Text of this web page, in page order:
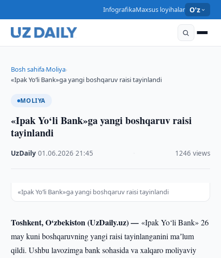
InfografikaMaxsus loyihalar O'z
Bosh sahifa›Moliya›
«Ipak Yo‘li Bank»ga yangi boshqaruv raisi tayinlandi
MOLIYA
«Ipak Yo‘li Bank»ga yangi boshqaruv raisi
tayinlandi
UzDaily ·01.06.2026 ·21:45 1246 views
«Ipak Yo‘li Bank»ga yangi boshqaruv raisi tayinlandi
Toshkent, O‘zbekiston (UzDaily.uz) — «Ipak Yo‘li Bank» 26
may kuni boshqaruvning yangi raisi tayinlanganini maʼlum
qildi. Ushbu lavozimga bank sohasida va xalqaro moliyaviy